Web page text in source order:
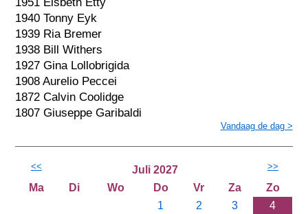
1951 Elsbeth Etty
1940 Tonny Eyk
1939 Ria Bremer
1938 Bill Withers
1927 Gina Lollobrigida
1908 Aurelio Peccei
1872 Calvin Coolidge
1807 Giuseppe Garibaldi
Vandaag de dag >
<< Juli 2027 >>
Ma Di Wo Do Vr Za
Zo
1
2 3
4